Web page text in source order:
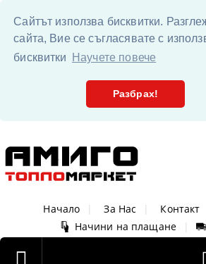
Сайтът използва бисквитки.
сайта, Вие се съгласявате с
бисквитки
Научете повече
Разбрах!
Начало За Нас Контакт
Начини на плащане